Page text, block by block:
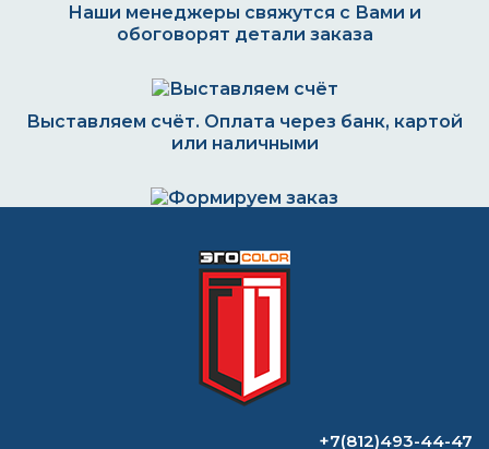
Наши менеджеры свяжутся с Вами и
обоговорят детали заказа
Выставляем счёт. Оплата через банк, картой
или наличными
компанией
ВОПРОС-ОТВЕТ
Чем лучше разбавлять краску уайт-
+7(812)493-44-47